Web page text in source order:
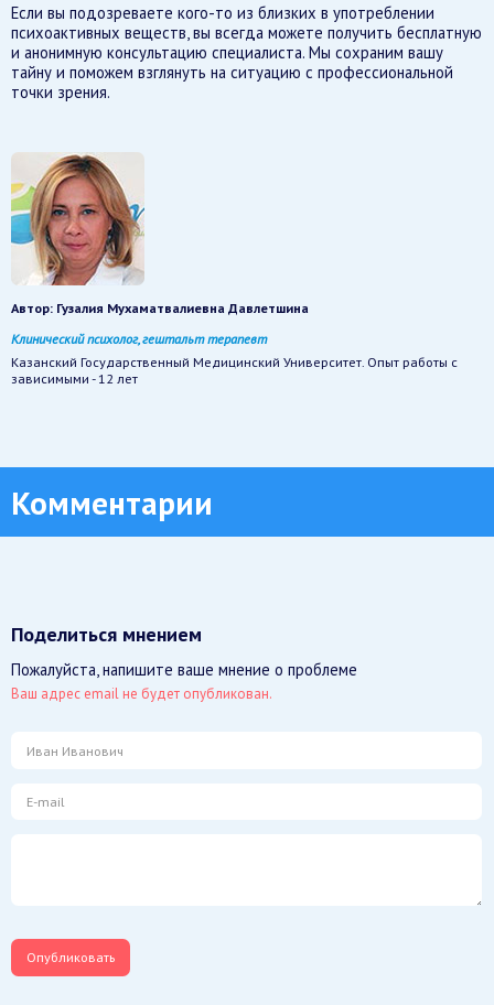
Если вы подозреваете кого-то из близких в употреблении
психоактивных веществ, вы всегда можете получить бесплатную
и анонимную консультацию специалиста. Мы сохраним вашу
тайну и поможем взглянуть на ситуацию с профессиональной
точки зрения.
Автор: Гузалия Мухаматвалиевна Давлетшина
Клинический психолог, гештальт терапевт
Казанский Государственный Медицинский Университет. Опыт работы с
зависимыми - 12 лет
Комментарии
Поделиться мнением
Пожалуйста, напишите ваше мнение о проблеме
Ваш адрес email не будет опубликован.